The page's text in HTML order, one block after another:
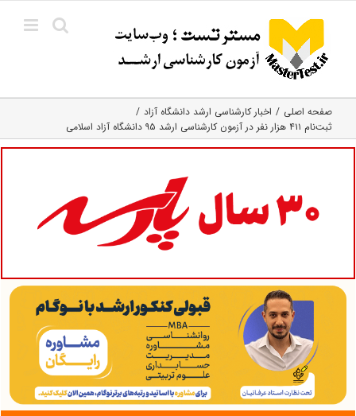
content
صفحه اصلی
اخبار کارشناسی ارشد دانشگاه آزاد
ثبت‌نام ۴۱۱ هزار نفر در آزمون کارشناسی ارشد ۹۵ دانشگاه آزاد اسلامی